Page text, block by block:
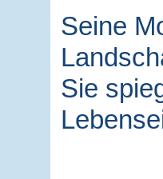
Seine
Sie